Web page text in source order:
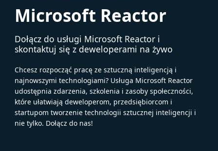
Microsoft Reactor
Dołącz do usługi Microsoft Reactor i
skontaktuj się z deweloperami na żywo
Chcesz rozpocząć pracę ze sztuczną inteligencją i
najnowszymi technologiami? Usługa Microsoft Reactor
udostępnia zdarzenia, szkolenia i zasoby społeczności,
które ułatwiają deweloperom, przedsiębiorcom i
startupom tworzenie technologii sztucznej inteligencji i
nie tylko. Dołącz do nas!